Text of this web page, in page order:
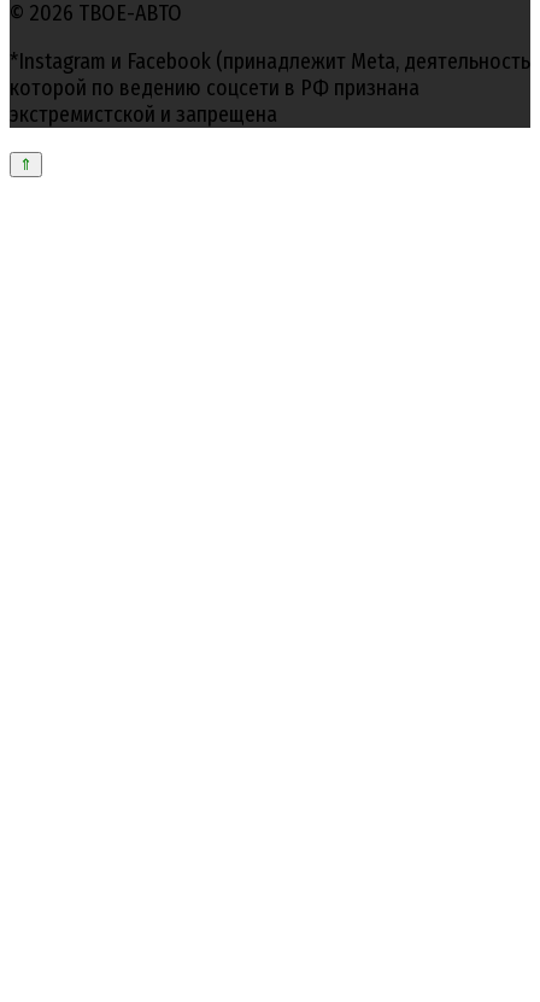
© 2026 ТВОЕ-АВТО
*Instagram и Facebook (принадлежит Meta, деятельность
которой по ведению соцсети в РФ признана
экстремистской и запрещена